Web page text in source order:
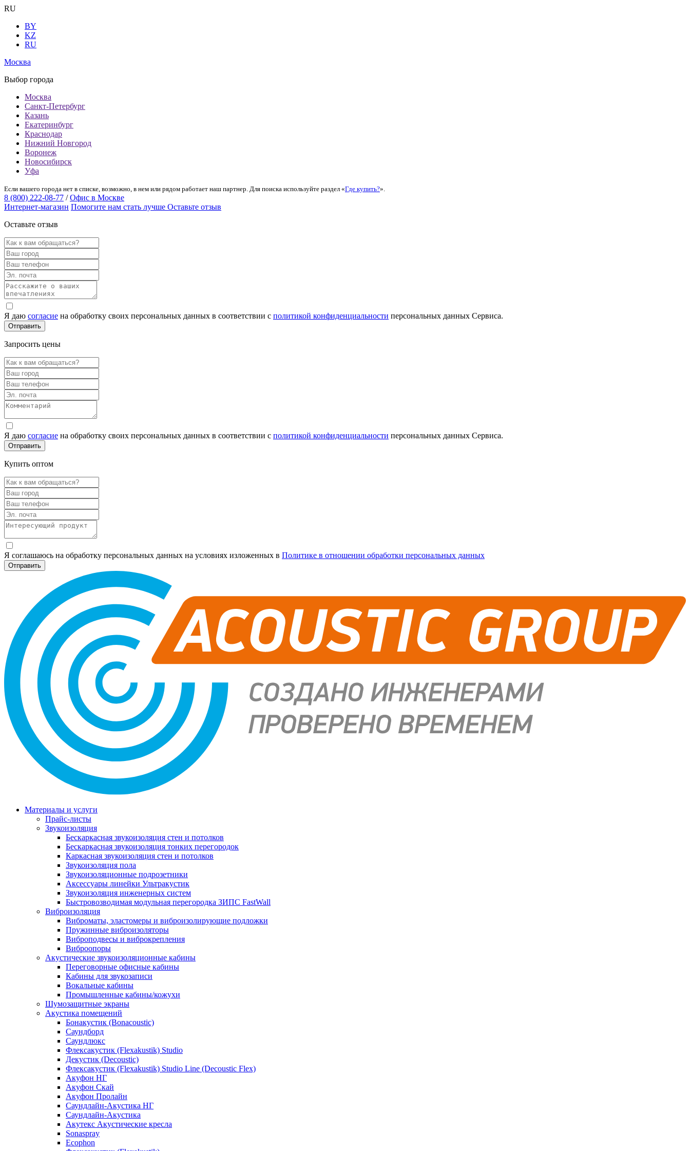
RU
BY
KZ
RU
Москва
Выбор города
Москва
Санкт-Петербург
Казань
Екатеринбург
Краснодар
Нижний Новгород
Воронеж
Новосибирск
Уфа
Если вашего города нет в списке, возможно, в нем или рядом работает наш партнер. Для поиска используйте раздел «Где купить?».
8 (800) 222-08-77 / Офис в Москве
Интернет-магазин Помогите нам стать лучше Оставьте отзыв
Оставьте отзыв
Я даю согласие на обработку своих персональных данных в соответствии с политикой конфиденциальности персональных данных Сервиса.
Запросить цены
Я даю согласие на обработку своих персональных данных в соответствии с политикой конфиденциальности персональных данных Сервиса.
Купить оптом
Я соглашаюсь на обработку персональных данных на условиях изложенных в Политике в отношении обработки персональных данных
Материалы и услуги
Прайс-листы
Звукоизоляция
Бескаркасная звукоизоляция стен и потолков
Бескаркасная звукоизоляция тонких перегородок
Каркасная звукоизоляция стен и потолков
Звукоизоляция пола
Звукоизоляционные подрозетники
Аксессуары линейки Ультракустик
Звукоизоляция инженерных систем
Быстровозводимая модульная перегородка ЗИПС FastWall
Виброизоляция
Виброматы, эластомеры и виброизолирующие подложки
Пружинные виброизоляторы
Виброподвесы и виброкрепления
Виброопоры
Акустические звукоизоляционные кабины
Переговорные офисные кабины
Кабины для звукозаписи
Вокальные кабины
Промышленные кабины/кожухи
Шумозащитные экраны
Акустика помещений
Бонакустик (Bonacoustic)
Саундборд
Саундлюкс
Флексакустик (Flexakustik) Studio
Декустик (Decoustic)
Флексакустик (Flexakustik) Studio Line (Decoustic Flex)
Акуфон НГ
Акуфон Скай
Акуфон Пролайн
Саундлайн-Акустика НГ
Саундлайн-Акустика
Акутекс Акустические кресла
Sonaspray
Ecophon